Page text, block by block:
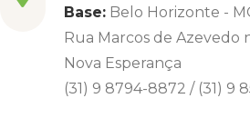
Base: Belo Horizonte -
Rua Marcos de Azevedo
Nova Esperança
(31) 9 8794-8872 / (31) 9